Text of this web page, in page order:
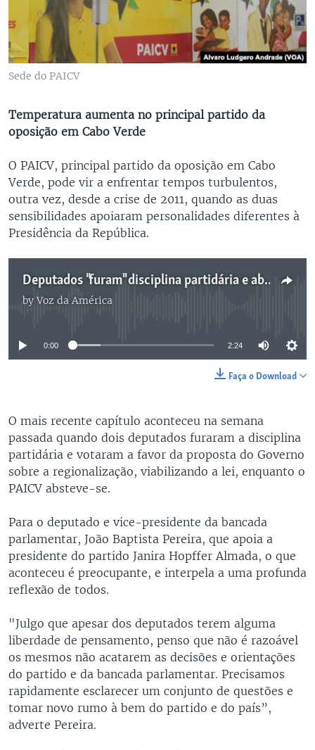
Sede do PAICV
Temperatura aumenta no principal partido da
oposição em Cabo Verde
O PAICV, principal partido da oposição em Cabo
Verde, pode vir a enfrentar tempos turbulentos,
outra vez, desde a crise de 2011, quando as duas
sensibilidades apoiaram personalidades diferentes à
Presidência da República.
Deputados "furam" disciplina partidária e abrem crise no PAICV
byVoz da América
No media source currently available
0:00 2:24
Faça o Download
O mais recente capítulo aconteceu na semana
passada quando dois deputados furaram a disciplina
partidária e votaram a favor da proposta do Governo
sobre a regionalização, viabilizando a lei, enquanto o
PAICV absteve-se.
Para o deputado e vice-presidente da bancada
parlamentar, João Baptista Pereira, que apoia a
presidente do partido Janira Hopffer Almada, o que
aconteceu é preocupante, e interpela a uma profunda
reflexão de todos.
"Julgo que apesar dos deputados terem alguma
liberdade de pensamento, penso que não é razoável
os mesmos não acatarem as decisões e orientações
do partido e da bancada parlamentar. Precisamos
rapidamente esclarecer um conjunto de questões e
tomar novo rumo à bem do partido e do país”,
adverte Pereira.